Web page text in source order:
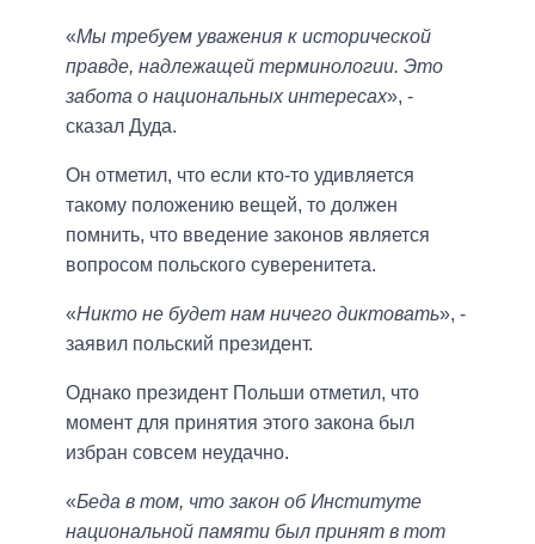
«Мы требуем уважения к исторической
правде, надлежащей терминологии. Это
забота о национальных интересах», -
сказал Дуда.
Он отметил, что если кто-то удивляется
такому положению вещей, то должен
помнить, что введение законов является
вопросом польского суверенитета.
«Никто не будет нам ничего диктовать», -
заявил польский президент.
Однако президент Польши отметил, что
момент для принятия этого закона был
избран совсем неудачно.
«Беда в том, что закон об Институте
национальной памяти был принят в тот